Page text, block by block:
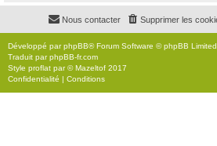
Supprimer les
Nous contacter
Développé parphpBB® Forum Software © phpBB Limited
Traduit parphpBB-fr.com
Style proflat par ©Mazeltof 2017
Confidentialité | Conditions